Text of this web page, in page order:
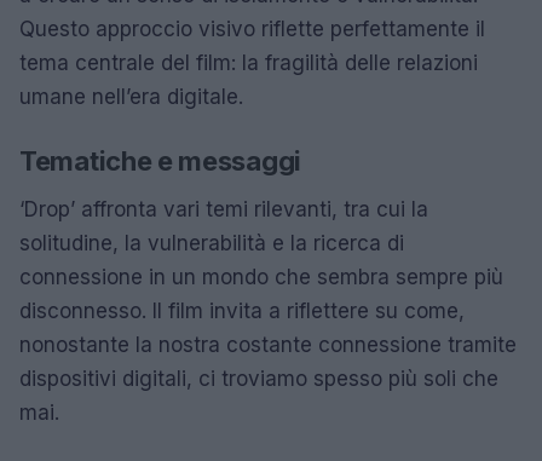
Questo approccio visivo riflette perfettamente il
tema centrale del film: la fragilità delle relazioni
umane nell’era digitale.
Tematiche e messaggi
‘Drop’ affronta vari temi rilevanti, tra cui la
solitudine, la vulnerabilità e la ricerca di
connessione in un mondo che sembra sempre più
disconnesso. Il film invita a riflettere su come,
nonostante la nostra costante connessione tramite
dispositivi digitali, ci troviamo spesso più soli che
mai.